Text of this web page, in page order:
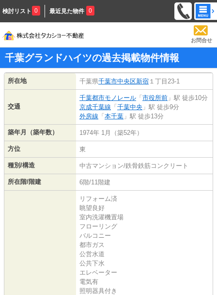
検討リスト 0 最近見た物件 0
お問合せ
千葉グランドハイツの過去掲載物件情報
所在地 千葉県千葉市中央区新宿 １丁目23-1
交通
千葉都市モノレール 「 市役所前 」駅 徒歩10分
京成千葉線 「 千葉中央 」駅 徒歩9分
外房線 「 本千葉 」駅 徒歩13分
築年月（築年数） 1974年 1月（築52年）
方位 東
種別/構造 中古マンション/鉄骨鉄筋コンクリート
所在階/階建 6階/11階建
リフォーム済
眺望良好
室内洗濯機置場
フローリング
バルコニー
都市ガス
公営水道
公共下水
エレベーター
電気有
照明器具付き